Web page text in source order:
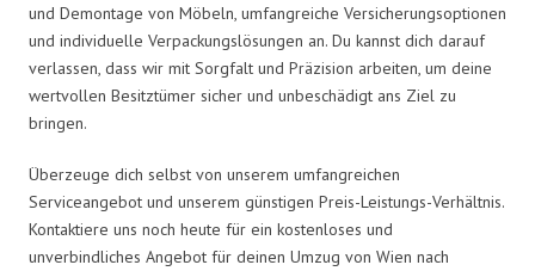
und Demontage von Möbeln, umfangreiche Versicherungsoptionen
und individuelle Verpackungslösungen an. Du kannst dich darauf
verlassen, dass wir mit Sorgfalt und Präzision arbeiten, um deine
wertvollen Besitztümer sicher und unbeschädigt ans Ziel zu
bringen.
Überzeuge dich selbst von unserem umfangreichen
Serviceangebot und unserem günstigen Preis-Leistungs-Verhältnis.
Kontaktiere uns noch heute für ein kostenloses und
unverbindliches Angebot für deinen Umzug von Wien nach